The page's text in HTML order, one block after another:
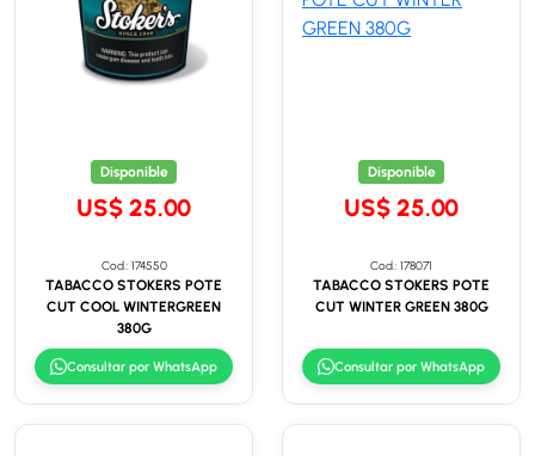
Disponible
US$ 25.00
Cod.: 174550
TABACCO STOKERS POTE
CUT COOL WINTERGREEN
380G
Consultar por WhatsApp
Disponible
US$ 25.00
Cod.: 178071
TABACCO STOKERS POTE
CUT WINTER GREEN 380G
Consultar por WhatsApp